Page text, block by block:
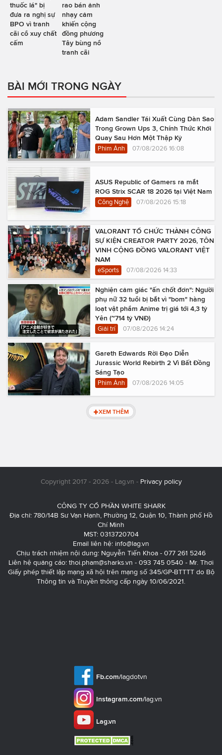
thuốc lá" bị
đưa ra nghị sự
BPO vì tranh
cãi cổ xuy chất
cấm
rao bán ảnh
nhạy cảm
khiến cộng
đồng phương
Tây bùng nổ
tranh cãi
BÀI MỚI TRONG NGÀY
Adam Sandler Tái Xuất Cùng Dàn Sao
Trong Grown Ups 3, Chính Thức Khởi
Quay Sau Hơn Một Thập Kỷ
Phim Ảnh 07/08/2026 16:08
ASUS Republic of Gamers ra mắt
ROG Strix SCAR 18 2026 tại Việt Nam
Công Nghệ 07/08/2026 15:18
VALORANT TỔ CHỨC THÀNH CÔNG
SỰ KIỆN CREATOR PARTY 2026, TÔN
VINH CỘNG ĐỒNG VALORANT VIỆT
NAM
eSports 07/08/2026 14:33
Nghiện cảm giác "ấn chốt đơn": Người
phụ nữ 32 tuổi bị bắt vì "bom" hàng
loạt vật phẩm Anime trị giá tới 4,3 tỷ
Yên (~714 tỷ VNĐ)
Giải trí 07/08/2026 14:24
Gareth Edwards Rời Đạo Diễn
Jurassic World Rebirth 2 Vì Bất Đồng
Sáng Tạo
Phim Ảnh 07/08/2026 14:05
XEM THÊM
Copyright 2017 - 2026 - Lag.vn - Privacy policy
CÔNG TY CỔ PHẦN WHITE SHARK
Địa chỉ: 780/14B Sư Vạn Hạnh, Phường 12, Quận 10, Thành phố Hồ
Chí Minh
MST: 0313720704
Email liên hệ: info@lag.vn
Chịu trách nhiệm nội dung: Nguyễn Tiến Khoa - 077 261 5246
Liên hệ quảng cáo: thoi.pham@sharks.vn - 093 745 0540 - Mr. Thơi
Giấy phép thiết lập mạng xã hội trên mạng số 345/GP-BTTTT do Bộ
Thông tin và Truyền thông cấp ngày 10/06/2021.
Fb.com/lagdotvn
Instagram.com/lag.vn
Lag.vn